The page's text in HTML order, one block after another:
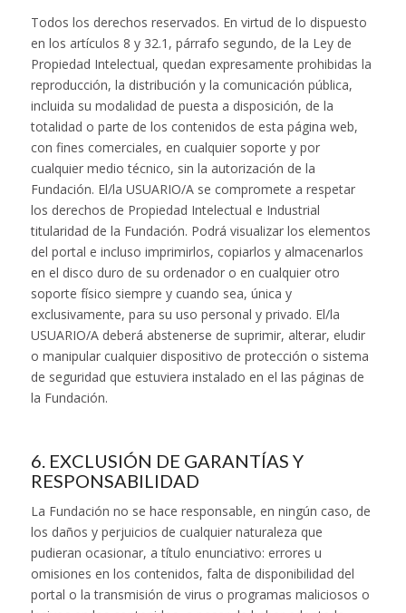
Todos los derechos reservados. En virtud de lo dispuesto
en los artículos 8 y 32.1, párrafo segundo, de la Ley de
Propiedad Intelectual, quedan expresamente prohibidas la
reproducción, la distribución y la comunicación pública,
incluida su modalidad de puesta a disposición, de la
totalidad o parte de los contenidos de esta página web,
con fines comerciales, en cualquier soporte y por
cualquier medio técnico, sin la autorización de la
Fundación. El/la USUARIO/A se compromete a respetar
los derechos de Propiedad Intelectual e Industrial
titularidad de la Fundación. Podrá visualizar los elementos
del portal e incluso imprimirlos, copiarlos y almacenarlos
en el disco duro de su ordenador o en cualquier otro
soporte físico siempre y cuando sea, única y
exclusivamente, para su uso personal y privado. El/la
USUARIO/A deberá abstenerse de suprimir, alterar, eludir
o manipular cualquier dispositivo de protección o sistema
de seguridad que estuviera instalado en el las páginas de
la Fundación.
6. EXCLUSIÓN DE GARANTÍAS Y
RESPONSABILIDAD
La Fundación no se hace responsable, en ningún caso, de
los daños y perjuicios de cualquier naturaleza que
pudieran ocasionar, a título enunciativo: errores u
omisiones en los contenidos, falta de disponibilidad del
portal o la transmisión de virus o programas maliciosos o